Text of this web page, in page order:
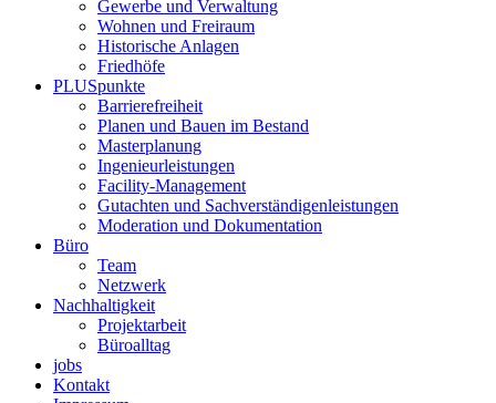
Gewerbe und Verwaltung
Wohnen und Freiraum
Historische Anlagen
Friedhöfe
PLUSpunkte
Barrierefreiheit
Planen und Bauen im Bestand
Masterplanung
Ingenieurleistungen
Facility-Management
Gutachten und Sachverständigenleistungen
Moderation und Dokumentation
Büro
Team
Netzwerk
Nachhaltigkeit
Projektarbeit
Büroalltag
jobs
Kontakt